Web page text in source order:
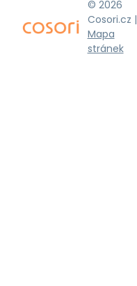
© 2026
Cosori.cz |
Mapa
stránek